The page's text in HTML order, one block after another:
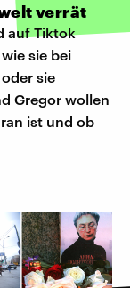
verrät
auf Tiktok
sie bei
sie
Gregor wollen
ist und ob